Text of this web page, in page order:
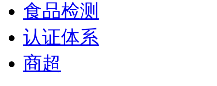
食品检测
认证体系
商超